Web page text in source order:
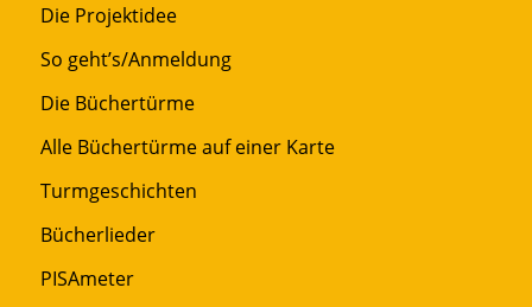
Die Projektidee
So geht’s/Anmeldung
Die Büchertürme
Alle Büchertürme auf einer Karte
Turmgeschichten
Bücherlieder
PISAmeter